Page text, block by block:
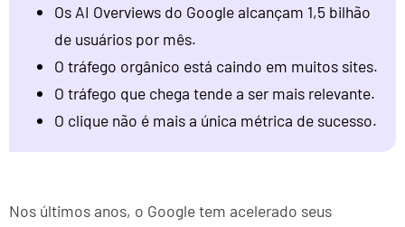
Os AI Overviews do Google alcançam 1,5 bilhão
de usuários por mês.
O tráfego orgânico está caindo em muitos sites.
O tráfego que chega tende a ser mais relevante.
O clique não é mais a única métrica de sucesso.
Nos últimos anos, o Google tem acelerado seus